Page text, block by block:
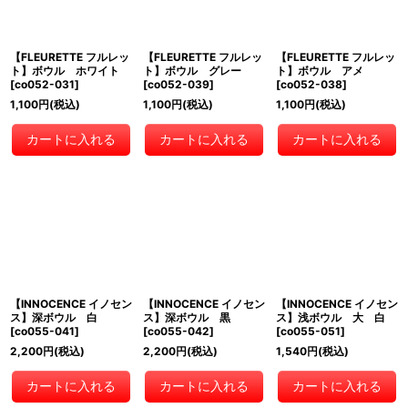
【FLEURETTE フルレッ
ト】ボウル ホワイト
[co052-031]
1,100円(税込)
カートに入れる
【FLEURETTE フルレッ
ト】ボウル グレー
[co052-039]
1,100円(税込)
カートに入れる
【FLEURETTE フルレッ
ト】ボウル アメ
[co052-038]
1,100円(税込)
カートに入れる
【INNOCENCE イノセン
ス】深ボウル 白
[co055-041]
2,200円(税込)
カートに入れる
【INNOCENCE イノセン
ス】深ボウル 黒
[co055-042]
2,200円(税込)
カートに入れる
【INNOCENCE イノセン
ス】浅ボウル 大 白
[co055-051]
1,540円(税込)
カートに入れる